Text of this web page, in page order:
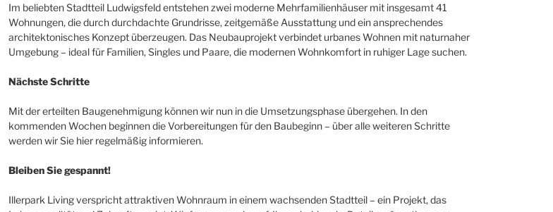
Im beliebten Stadtteil Ludwigsfeld entstehen zwei moderne Mehrfamilienhäuser mit insgesamt 41
Wohnungen, die durch durchdachte Grundrisse, zeitgemäße Ausstattung und ein ansprechendes
architektonisches Konzept überzeugen. Das Neubauprojekt verbindet urbanes Wohnen mit naturnaher
Umgebung – ideal für Familien, Singles und Paare, die modernen Wohnkomfort in ruhiger Lage suchen.
Nächste Schritte
Mit der erteilten Baugenehmigung können wir nun in die Umsetzungsphase übergehen. In den
kommenden Wochen beginnen die Vorbereitungen für den Baubeginn – über alle weiteren Schritte
werden wir Sie hier regelmäßig informieren.
Bleiben Sie gespannt!
Illerpark Living verspricht attraktiven Wohnraum in einem wachsenden Stadtteil – ein Projekt, das